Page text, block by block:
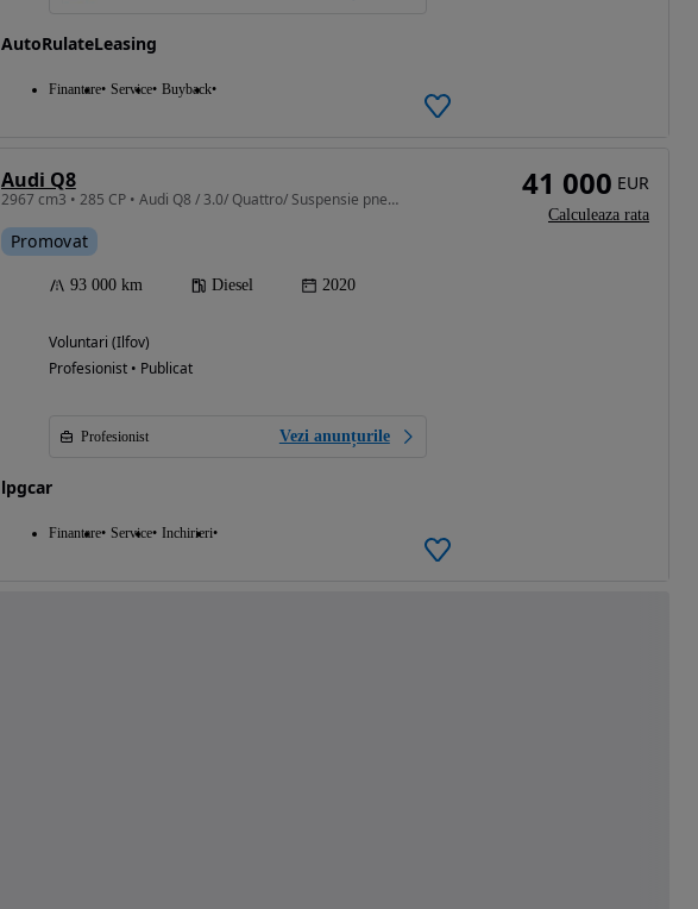
AutoRulateLeasing
Finantare Service Buyback
Audi Q8
2967 cm3 • 285 CP • Audi Q8 / 3.0/ Quattro/ Suspensie pneumatică/ Scaune cu ventilatie
Promovat
93 000 km Diesel 2020
Voluntari (Ilfov)
Profesionist • Publicat
Profesionist Vezi anunțurile
lpgcar
Finantare Service Inchirieri
41 000 EUR
Calculeaza rata